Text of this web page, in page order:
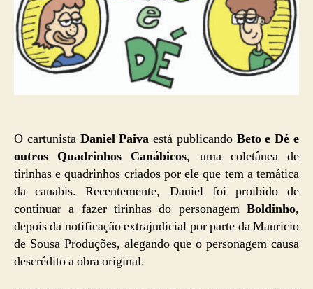
O cartunista Daniel Paiva está publicando Beto e Dé e
outros Quadrinhos Canábicos, uma coletânea de
tirinhas e quadrinhos criados por ele que tem a temática
da canabis. Recentemente, Daniel foi proibido de
continuar a fazer tirinhas do personagem Boldinho,
depois da notificação extrajudicial por parte da Mauricio
de Sousa Produções, alegando que o personagem causa
descrédito a obra original.